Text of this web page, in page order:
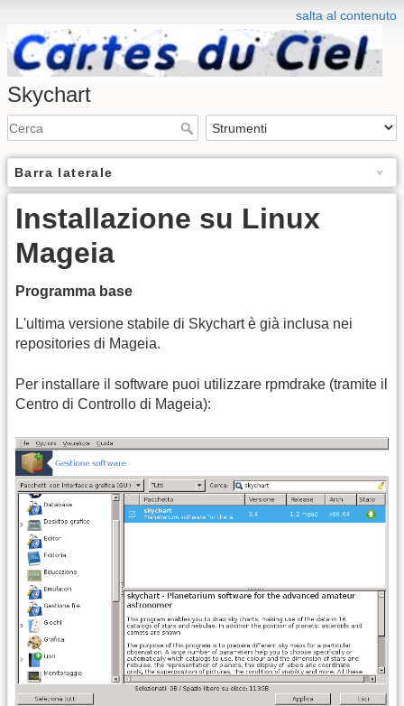
salta al contenuto
Skychart
Barra laterale
Installazione su Linux
Mageia
Programma base
L'ultima versione stabile di Skychart è già inclusa nei
repositories di Mageia.
Per installare il software puoi utilizzare rpmdrake (tramite il
Centro di Controllo di Mageia):